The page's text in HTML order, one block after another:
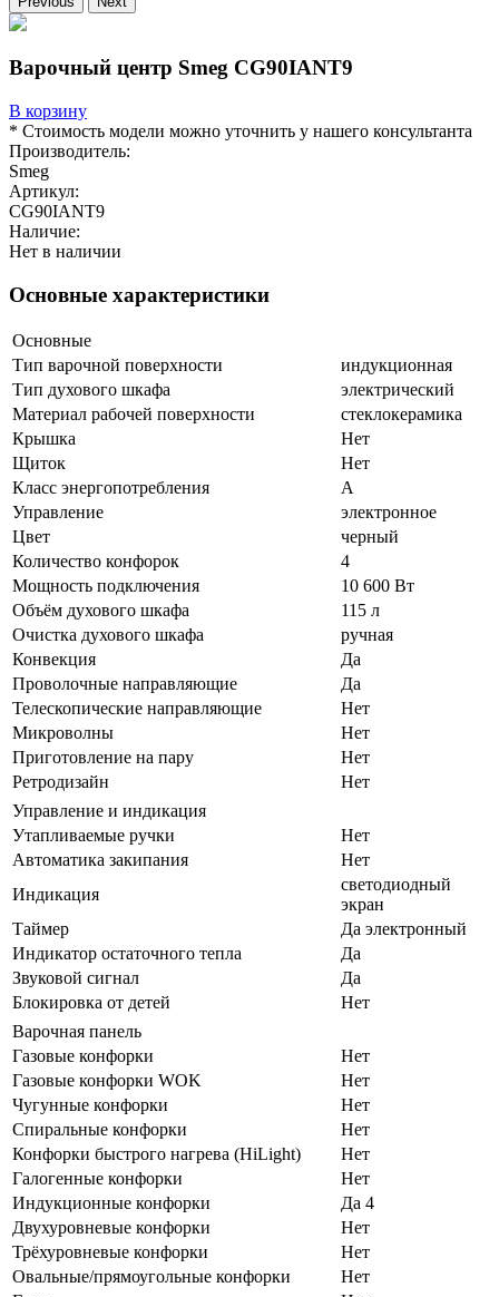
Варочный центр Smeg CG90IANT9
В корзину
* Стоимость модели можно уточнить у нашего консультанта
Производитель:
Smeg
Артикул:
CG90IANT9
Наличие:
Нет в наличии
Основные характеристики
Основные
Тип варочной поверхности
индукционная
Тип духового шкафа
электрический
Материал рабочей поверхности
cтеклокерамика
Крышка
Нет
Щиток
Нет
Класс энергопотребления
A
Управление
электронное
Цвет
черный
Количество конфорок
4
Мощность подключения
10 600 Вт
Объём духового шкафа
115 л
Очистка духового шкафа
ручная
Конвекция
Да
Проволочные направляющие
Да
Телескопические направляющие
Нет
Микроволны
Нет
Приготовление на пару
Нет
Ретродизайн
Нет
Управление и индикация
Утапливаемые ручки
Нет
Автоматика закипания
Нет
Индикация
светодиодный
экран
Таймер
Да электронный
Индикатор остаточного тепла
Да
Звуковой сигнал
Да
Блокировка от детей
Нет
Варочная панель
Газовые конфорки
Нет
Газовые конфорки WOK
Нет
Чугунные конфорки
Нет
Спиральные конфорки
Нет
Конфорки быстрого нагрева (HiLight)
Нет
Галогенные конфорки
Нет
Индукционные конфорки
Да 4
Двухуровневые конфорки
Нет
Трёхуровневые конфорки
Нет
Овальные/прямоугольные конфорки
Нет